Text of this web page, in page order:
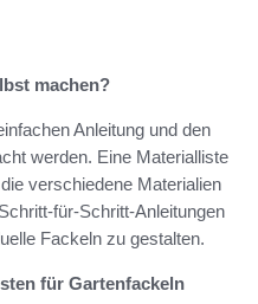
machen?
Anleitung und den
werden. Eine Materialliste
verschiedene Materialien
für-Schritt-Anleitungen
Fackeln zu gestalten.
für Gartenfackeln